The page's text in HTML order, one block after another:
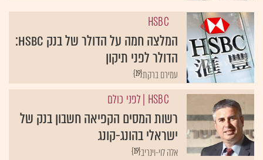
HSBC
המלצה חמה על הדולר של בנק HSBC:
הדולר לפני תיקון
{19}עמירם ברקת
HSBC | לפני כולם
רשות המסים הקפיאה חשבון בנק של
ישראלי בהונג-קונג
{19}אלה לוי-וינריב